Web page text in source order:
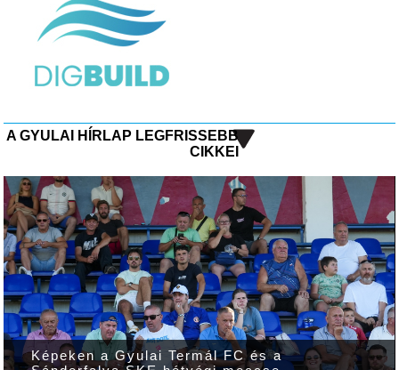
A GYULAI HÍRLAP LEGFRISSEBB
CIKKEI
Képeken a Gyulai Termál FC és a